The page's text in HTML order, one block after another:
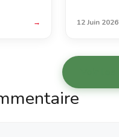
→ 12 Juin 2026